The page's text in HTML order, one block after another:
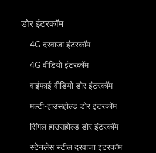
डोर इंटरकॉम
4G दरवाजा इंटरकॉम
4G वीडियो इंटरकॉम
वाईफाई वीडियो डोर इंटरकॉम
मल्टी-हाउसहोल्ड डोर इंटरकॉम
सिंगल हाउसहोल्ड डोर इंटरकॉम
स्टेनलेस स्टील दरवाजा इंटरकॉम